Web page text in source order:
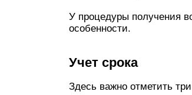
У процедуры получения
особенности.
Учет срока
Здесь важно отметить